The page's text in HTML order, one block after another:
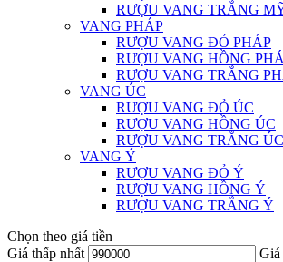
RƯỢU VANG TRẮNG
VANG PHÁP
RƯỢU VANG ĐỎ PHÁP
RƯỢU VANG HỒNG
RƯỢU VANG TRẮNG
VANG ÚC
RƯỢU VANG ĐỎ ÚC
RƯỢU VANG HỒNG ÚC
RƯỢU VANG TRẮNG ÚC
VANG Ý
RƯỢU VANG ĐỎ Ý
RƯỢU VANG HỒNG Ý
RƯỢU VANG TRẮNG Ý
Chọn theo giá tiền
Giá thấp nhất
Giá